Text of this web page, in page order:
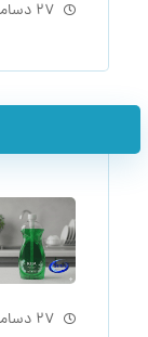
۲۷ دسامبر, ۲۰۲۵
۲۷ دسامبر, ۲۰۲۵